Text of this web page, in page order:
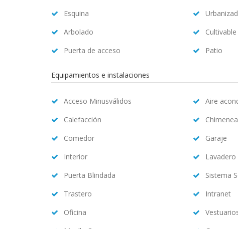
Esquina
Arbolado
Cultivable
Puerta de acceso
Patio
Equipamientos e instalaciones
Acceso Minusválidos Aire
Calefacción
Chimenea
Comedor
Garaje
Interior
Lavadero
Puerta Blindada
Sistema
Trastero
Intranet
Oficina